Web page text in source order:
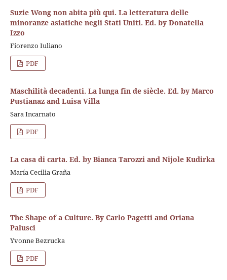
Suzie Wong non abita più qui. La letteratura delle
minoranze asiatiche negli Stati Uniti. Ed. by Donatella
Izzo
Fiorenzo Iuliano
PDF
Maschilità decadenti. La lunga fin de siècle. Ed. by Marco
Pustianaz and Luisa Villa
Sara Incarnato
PDF
La casa di carta. Ed. by Bianca Tarozzi and Nijole Kudirka
María Cecilia Graña
PDF
The Shape of a Culture. By Carlo Pagetti and Oriana
Palusci
Yvonne Bezrucka
PDF